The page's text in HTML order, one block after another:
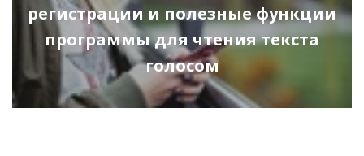
регистрации и полезные функции
программы для чтения текста
голосом